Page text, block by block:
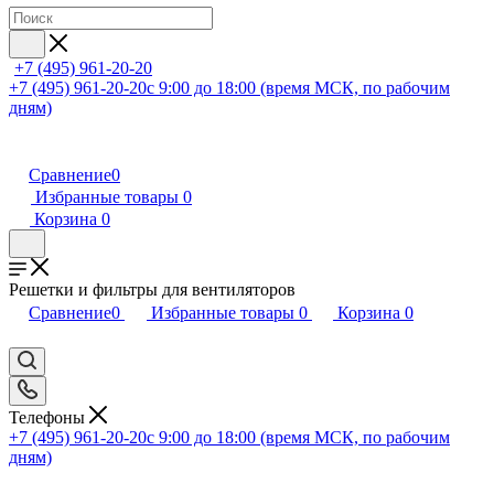
+7 (495) 961-20-20
+7 (495) 961-20-20с 9:00 до 18:00 (время МСК, по рабочим
дням)
Сравнение0
Избранные товары 0
Корзина 0
Решетки и фильтры для вентиляторов
Сравнение0 Избранные товары 0 Корзина 0
Телефоны
+7 (495) 961-20-20с 9:00 до 18:00 (время МСК, по рабочим
дням)